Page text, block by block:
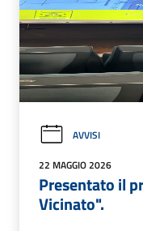
AVVISI
22 MAGGIO 2026
Presentato il
Vicinato".